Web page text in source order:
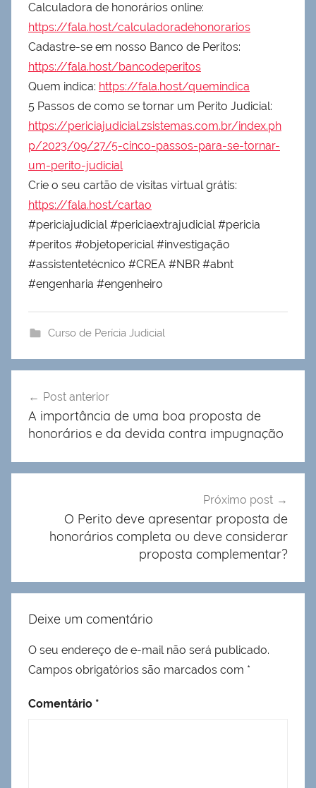
Calculadora de honorários online:
https://fala.host/calculadoradehonorarios
Cadastre-se em nosso Banco de Peritos:
https://fala.host/bancodeperitos
Quem indica: https://fala.host/quemindica
5 Passos de como se tornar um Perito Judicial:
https://periciajudicial.zsistemas.com.br/index.ph
p/2023/09/27/5-cinco-passos-para-se-tornar-
um-perito-judicial
Crie o seu cartão de visitas virtual grátis:
https://fala.host/cartao
#periciajudicial #periciaextrajudicial #pericia
#peritos #objetopericial #investigação
#assistentetécnico #CREA #NBR #abnt
#engenharia #engenheiro
Curso de Perícia Judicial
de
Post
Post anterior
A importância de uma boa proposta de
honorários e da devida contra impugnação
Próximo post
O Perito deve apresentar proposta de
honorários completa ou deve considerar
proposta complementar?
Deixe um comentário
O seu endereço de e-mail não será publicado.
Campos obrigatórios são marcados com *
Comentário *